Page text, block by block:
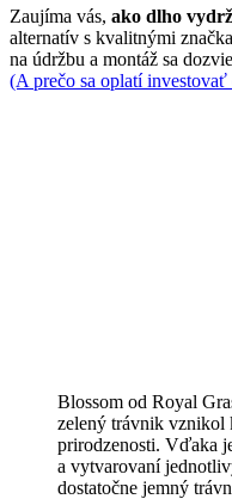
Zaujíma vás, ako dlho
alternatív s kvalitnými
na údržbu a montáž sa
(A prečo sa oplatí
Blossom od Royal
zelený trávnik vznikol
prirodzenosti. Vďaka
a vytvarovaní
dostatočne jemný